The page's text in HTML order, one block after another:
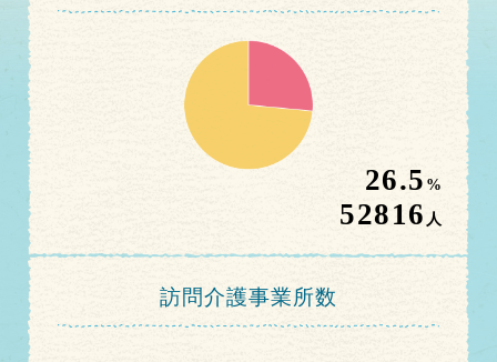
26.5 %
52816 人
訪問介護事業所数